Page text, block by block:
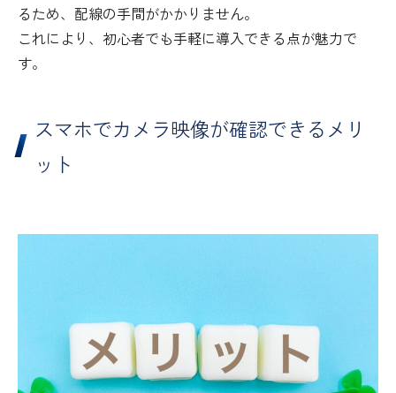
るため、配線の手間がかかりません。
これにより、初心者でも手軽に導入できる点が魅力で
す。
スマホでカメラ映像が確認できるメリ
ット